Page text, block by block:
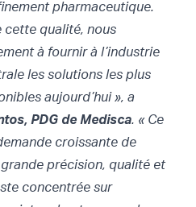
pharmaceutique.
cette qualité, nous
à fournir à l’industrie
les solutions les plus
aujourd’hui », a
, PDG de Medisca. « Ce
croissante de
précision, qualité et
concentrée sur